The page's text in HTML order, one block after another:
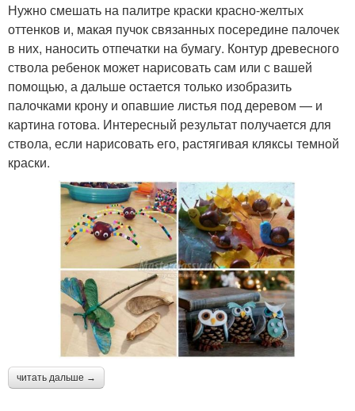
Нужно смешать на палитре краски красно-желтых
оттенков и, макая пучок связанных посередине палочек
в них, наносить отпечатки на бумагу. Контур древесного
ствола ребенок может нарисовать сам или с вашей
помощью, а дальше остается только изобразить
палочками крону и опавшие листья под деревом — и
картина готова. Интересный результат получается для
ствола, если нарисовать его, растягивая кляксы темной
краски.
читать дальше →